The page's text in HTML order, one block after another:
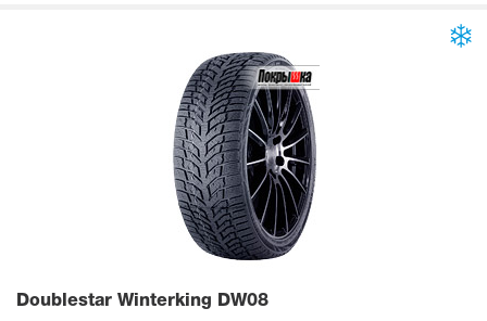
Doublestar Winterking DW08